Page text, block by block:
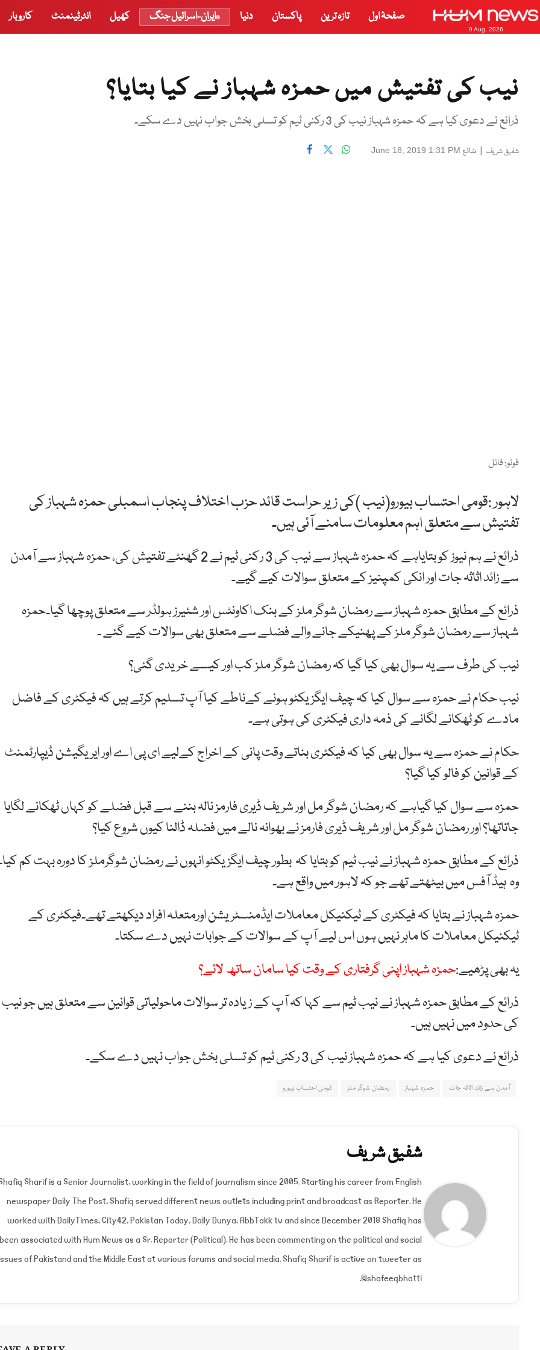
9 Aug, 2026
صفحۂ اول تازہ ترین پاکستان دنیا ایران-اسرائیل جنگ کھیل انٹرٹینمنٹ کاروبار
نیب کی تفتیش میں حمزہ شہباز نے کیا بتایا؟
ذرائع نے دعوی کیا ہے کہ حمزہ شہباز نیب کی 3 رکنی ٹیم کو تسلی بخش جواب نہیں دے سکے۔
شفیق شریف | شائع June 18, 2019 1:31 PM
فوٹو: فائل
لاہور :قومی احتساب بیورو(نیب )کی زیر حراست قائد حزب اختلاف پنجاب اسمبلی حمزہ شہباز کی
تفتیش سے متعلق اہم معلومات سامنے آئی ہیں۔
ذرائع نے ہم نیوز کو بتایاہے کہ حمزہ شہباز سے نیب کی 3 رکنی ٹیم نے 2 گھنٹے تفتیش کی، حمزہ شہباز سے آمدن
سے زائد اثاثہ جات اور انکی کمپنیز کے متعلق سوالات کیے گیے۔
ذرائع کے مطابق حمزہ شہباز سے رمضان شوگر ملز کے بنک اکاونٹس اور شئیرز ہولڈر سے متعلق پوچھا گیا۔حمزہ
شہباز سے رمضان شوگر ملز کے پھنیکے جانے والے فضلے سے متعلق بھی سوالات کیے گئے ۔
نیب کی طرف سے یہ سوال بھی کیا گیا کہ رمضان شوگر ملز کب اور کیسے خریدی گئی؟
نیب حکام نے حمزہ سے سوال کیا کہ چیف ایگزیکٹو ہونے کےناطے کیا آپ تسلیم کرتے ہیں کہ فیکٹری کے فاضل
مادے کو ٹھکانے لگانے کی ذمہ داری فیکٹری کی ہوتی ہے۔
حکام نے حمزہ سے یہ سوال بھی کیا کہ فیکٹری بناتے وقت پانی کے اخراج کےلیے ای پی اے اور ایریگیشن ڈیپارٹمنٹ
کے قوانین کو فالو کیا گیا؟
حمزہ سے سوال کیا گیاہے کہ رمضان شوگر مل اور شریف ڈیری فارمز نالہ بننے سے قبل فضلے کو کہاں ٹھکانے لگایا
جاتاتھا؟ اور رمضان شوگر مل اور شریف ڈیری فارمز نے بھوانہ نالے میں فضلہ ڈالنا کیوں شروع کیا؟
ذرائع کے مطابق حمزہ شہباز نے نیب ٹیم کو بتایا کہ بطور چیف ایگزیکٹو انہوں نے رمضان شوگرملز کا دورہ بہت کم
وہ ہیڈ آفس میں بیٹھتے تھے جو کہ لاہور میں واقع ہے۔
حمزہ شہباز نے بتایا کہ فیکٹری کے ٹیکنیکل معاملات ایڈمنسٹریشن اورمتعلہ افراد دیکھتے تھے۔فیکٹری کے
ٹیکنیکل معاملات کا ماہر نہیں ہوں اس لیے آپ کے سوالات کے جوابات نہیں دے سکتا۔
یہ بھی پڑھیے:حمزہ شہباز اپنی گرفتاری کے وقت کیا سامان ساتھ لائے؟
ذرائع کے مطابق حمزہ شہباز نے نیب ٹیم سے کہا کہ آپ کے زیادہ تر سوالات ماحولیاتی قوانین سے متعلق ہیں جو نیب
کی حدود میں نہیں ہیں۔
ذرائع نے دعوی کیا ہے کہ حمزہ شہباز نیب کی 3 رکنی ٹیم کو تسلی بخش جواب نہیں دے سکے۔
آمدن سے زائد اثاثہ جات حمزہ شہباز رمضان شوگر ملز قومی احتساب بیورو
شفیق شریف
Sharif is a Senior Journalist, working in the field of journalism since 2005. Starting his career from English
newspaper Daily The Post, Shafiq served different news outlets including print and broadcast as Reporter. He
worked with DailyTimes, City42, Pakistan Today, Daily Dunya, AbbTakk tv and since December 2018 Shafiq has
been associated with Hum News as a Sr. Reporter (Political). He has been commenting on the political and social
of Pakistand and the Middle East at various forums and social media. Shafiq Sharif is active on tweeter as
@shafeeqbhatti.